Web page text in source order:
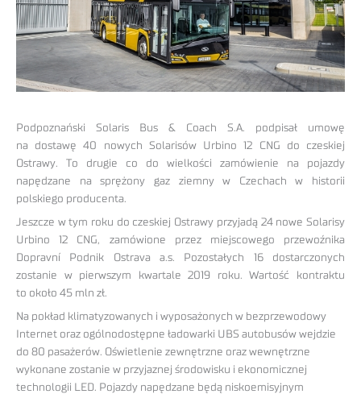
Podpoznański Solaris Bus & Coach S.A. podpisał umowę
na dostawę 40 nowych Solarisów Urbino 12 CNG do czeskiej
Ostrawy. To drugie co do wielkości zamówienie na pojazdy
napędzane na sprężony gaz ziemny w Czechach w historii
polskiego producenta.
Jeszcze w tym roku do czeskiej Ostrawy przyjadą 24 nowe Solarisy
Urbino 12 CNG, zamówione przez miejscowego przewoźnika
Dopravní Podnik Ostrava a.s. Pozostałych 16 dostarczonych
zostanie w pierwszym kwartale 2019 roku. Wartość kontraktu
to około 45 mln zł.
Na pokład klimatyzowanych i wyposażonych w bezprzewodowy
Internet oraz ogólnodostępne ładowarki UBS autobusów wejdzie
do 80 pasażerów. Oświetlenie zewnętrzne oraz wewnętrzne
wykonane zostanie w przyjaznej środowisku i ekonomicznej
technologii LED. Pojazdy napędzane będą niskoemisyjnym